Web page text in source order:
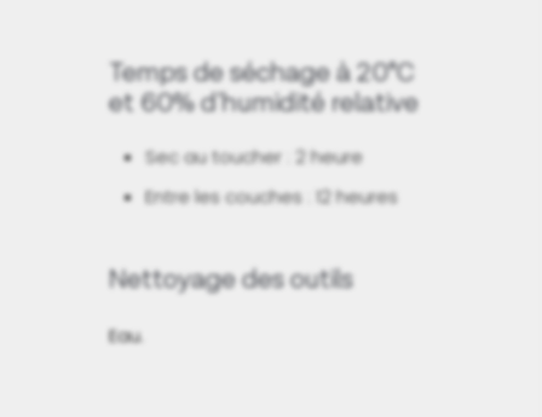
Temps de séchage à 20°C
et 60% d'humidité relative
Sec au toucher : 2 heure
Entre les couches : 12 heures
Nettoyage des outils
Eau.